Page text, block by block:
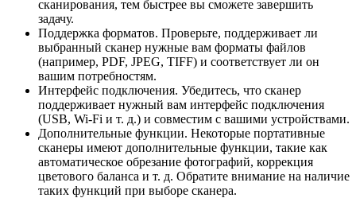
сканирования, тем быстрее вы сможете завершить
задачу.
Поддержка форматов. Проверьте, поддерживает ли
выбранный сканер нужные вам форматы файлов
(например, PDF, JPEG, TIFF) и соответствует ли он
вашим потребностям.
Интерфейс подключения. Убедитесь, что сканер
поддерживает нужный вам интерфейс подключения
(USB, Wi-Fi и т. д.) и совместим с вашими устройствами.
Дополнительные функции. Некоторые портативные
сканеры имеют дополнительные функции, такие как
автоматическое обрезание фотографий, коррекция
цветового баланса и т. д. Обратите внимание на наличие
таких функций при выборе сканера.